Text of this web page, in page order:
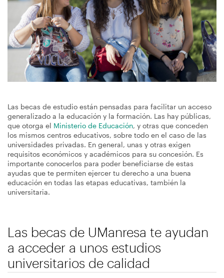
navegación
Las becas de estudio están pensadas para facilitar un acceso
generalizado a la educación y la formación. Las hay públicas,
que otorga el Ministerio de Educación, y otras que conceden
los mismos centros educativos, sobre todo en el caso de las
universidades privadas. En general, unas y otras exigen
requisitos económicos y académicos para su concesión. Es
importante conocerlos para poder beneficiarse de estas
ayudas que te permiten ejercer tu derecho a una buena
educación en todas las etapas educativas, también la
universitaria.
Las becas de UManresa te ayudan
a acceder a unos estudios
universitarios de calidad